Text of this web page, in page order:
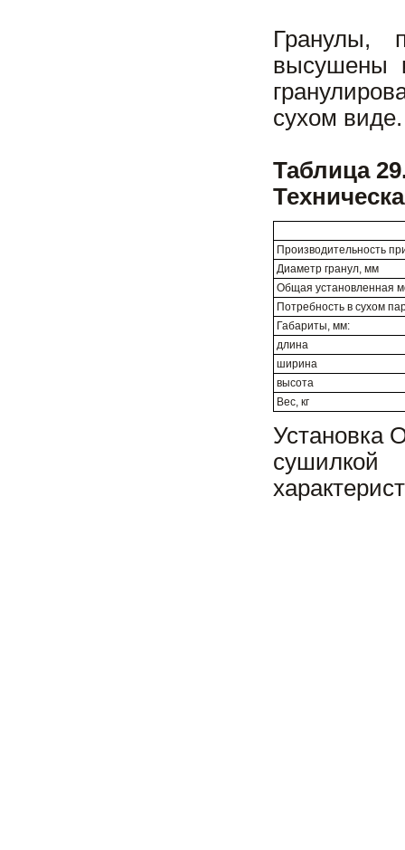
Гранулы,
высушены
сухом виде.
Таблица
Производительность
Диаметр гранул, мм
Общая установленная
Потребность в сухом
Габариты, мм:
длина
ширина
высота
Вес, кг
Установка